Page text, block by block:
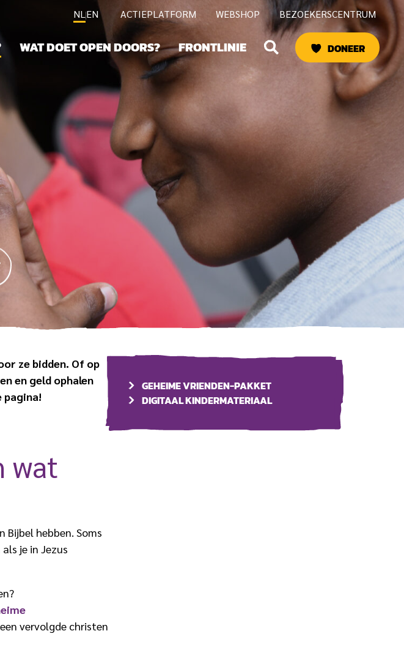
NL EN ACTIEPLATFORM WEBSHOP BEZOEKERSCENTRUM
WAT DOET OPEN DOORS? FRONTLINIE Zoeken DONEER
ze bidden. Of op
en geld ophalen
pagina!
wat
Bijbel hebben. Soms
je in Jezus
vervolgde christen
GEHEIME VRIENDEN-PAKKET
DIGITAAL KINDERMATERIAAL